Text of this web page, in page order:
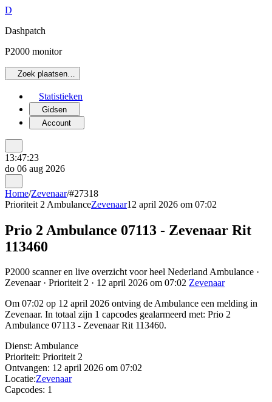
D
Dashpatch
P2000 monitor
Zoek plaatsen…
Statistieken
Gidsen
Account
13:47:23
do 06 aug 2026
Home/Zevenaar/#27318
Prioriteit 2 AmbulanceZevenaar12 april 2026 om 07:02
Prio 2 Ambulance 07113 - Zevenaar Rit
113460
P2000 scanner en live overzicht voor heel Nederland Ambulance ·
Zevenaar · Prioriteit 2 · 12 april 2026 om 07:02 Zevenaar
Om 07:02 op 12 april 2026 ontving de Ambulance een melding in
Zevenaar. In totaal zijn 1 capcodes gealarmeerd met: Prio 2
Ambulance 07113 - Zevenaar Rit 113460.
Dienst: Ambulance
Prioriteit: Prioriteit 2
Ontvangen: 12 april 2026 om 07:02
Locatie:Zevenaar
Capcodes: 1